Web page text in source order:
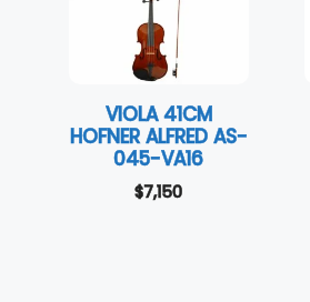
VIOLA 41CM
HOFNER ALFRED AS-
045-VA16
$7,150